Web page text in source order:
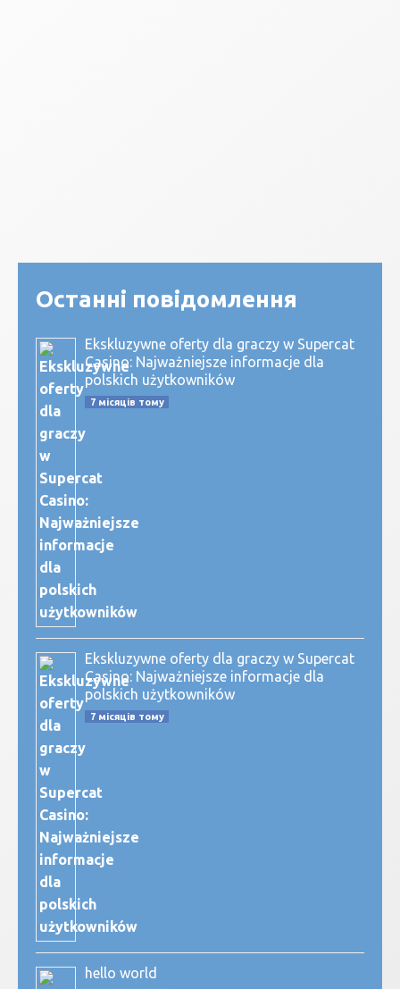
Останні повідомлення
Ekskluzywne oferty dla graczy w Supercat
Casino: Najważniejsze informacje dla
polskich użytkowników
7 місяців тому
Ekskluzywne oferty dla graczy w Supercat
Casino: Najważniejsze informacje dla
polskich użytkowników
7 місяців тому
hello world